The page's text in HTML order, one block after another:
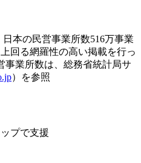
本の民営事業所数516万事業
回る網羅性の高い掲載を行っ
事業所数は、総務省統計局サ
）を参照
プで支援